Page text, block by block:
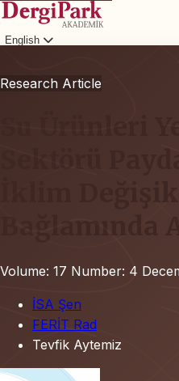
English
Research Article
Su Ürünleri
Sektörü
Bağlamında
Volume: 17 Number: 4
İSA Şen
FERİT Rad
Tevfik Aytemiz